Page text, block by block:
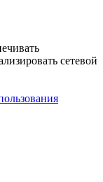
сетевой